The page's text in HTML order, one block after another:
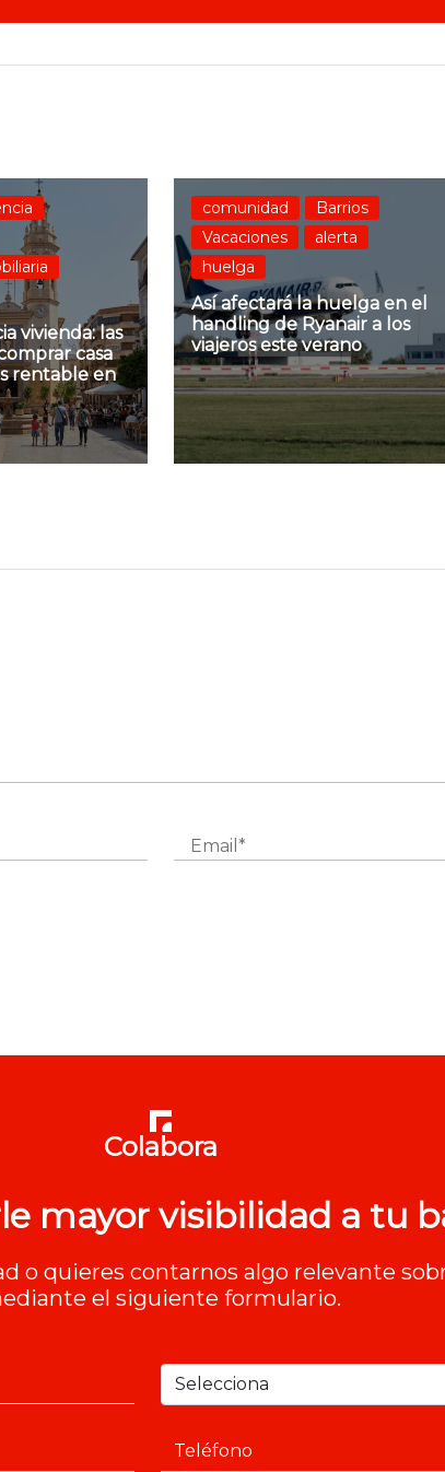
vivienda: las
casa
rentable en
comunidad
Barrios
Vacaciones
alerta
huelga
Así afectará la huelga en el
handling de Ryanair a los
viajeros este verano
Colabora
mayor visibilidad a tu
o quieres contarnos algo relevante
el siguiente formulario.